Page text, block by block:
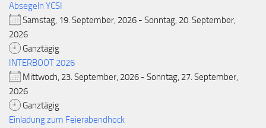
Absegeln YCSI
Samstag, 19. September, 2026 - Sonntag, 20. September,
2026
Ganztägig
INTERBOOT 2026
Mittwoch, 23. September, 2026 - Sonntag, 27. September,
2026
Ganztägig
Einladung zum Feierabendhock